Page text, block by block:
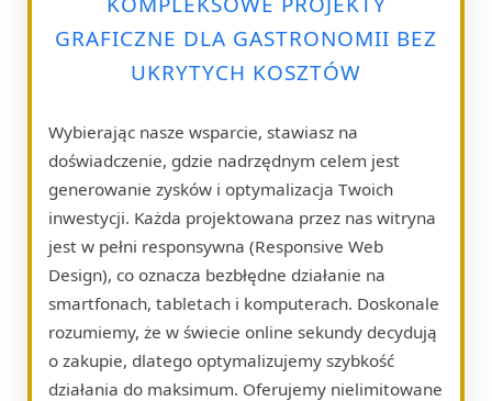
GRAFICZNE DLA GASTRONOMII BEZ
UKRYTYCH KOSZTÓW
Wybierając nasze wsparcie, stawiasz na
doświadczenie, gdzie nadrzędnym celem jest
generowanie zysków i optymalizacja Twoich
inwestycji. Każda projektowana przez nas witryna
jest w pełni responsywna (Responsive Web
Design), co oznacza bezbłędne działanie na
smartfonach, tabletach i komputerach. Doskonale
rozumiemy, że w świecie online sekundy decydują
o zakupie, dlatego optymalizujemy szybkość
działania do maksimum. Oferujemy nielimitowane